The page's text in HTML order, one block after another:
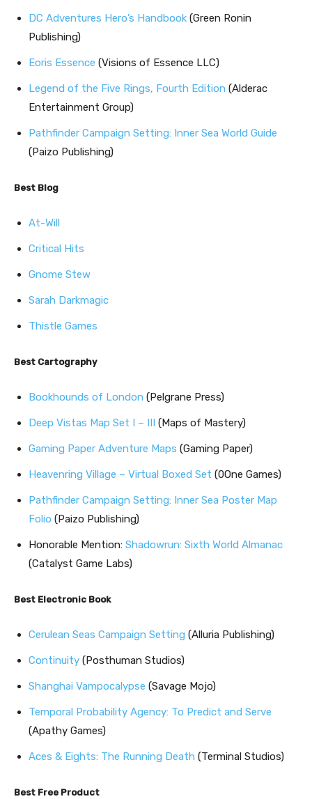
DC Adventures Hero’s Handbook (Green Ronin
Publishing)
Eoris Essence (Visions of Essence LLC)
Legend of the Five Rings, Fourth Edition (Alderac
Entertainment Group)
Pathfinder Campaign Setting: Inner Sea World Guide
(Paizo Publishing)
Best Blog
At-Will
Critical Hits
Gnome Stew
Sarah Darkmagic
Thistle Games
Best Cartography
Bookhounds of London (Pelgrane Press)
Deep Vistas Map Set I – III (Maps of Mastery)
Gaming Paper Adventure Maps (Gaming Paper)
Heavenring Village – Virtual Boxed Set (0One Games)
Pathfinder Campaign Setting: Inner Sea Poster Map
Folio (Paizo Publishing)
Honorable Mention: Shadowrun: Sixth World Almanac
(Catalyst Game Labs)
Best Electronic Book
Cerulean Seas Campaign Setting (Alluria Publishing)
Continuity (Posthuman Studios)
Shanghai Vampocalypse (Savage Mojo)
Temporal Probability Agency: To Predict and Serve
(Apathy Games)
Aces & Eights: The Running Death (Terminal Studios)
Best Free Product